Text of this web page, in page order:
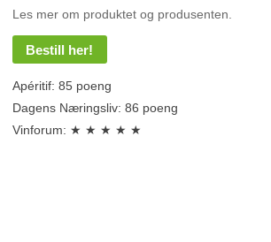
Les mer om produktet og produsenten.
Bestill her!
Apéritif: 85 poeng
Dagens Næringsliv: 86 poeng
Vinforum: ★ ★ ★ ★ ★